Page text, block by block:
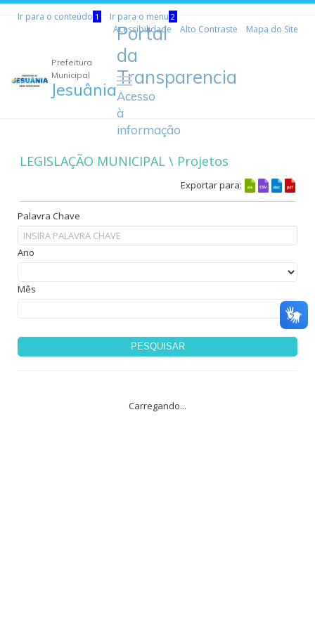
Ir para o conteúdo 1 Ir para o menu 2
Acessibilidade Alto Contraste Mapa do Site
Prefeitura
Municipal
Jesuânia
Portal
da
Transparencia
Acesso
à
informação
LEGISLAÇÃO MUNICIPAL \ Projetos
Exportar para:
Palavra Chave
Ano
Mês
PESQUISAR
Carregando...